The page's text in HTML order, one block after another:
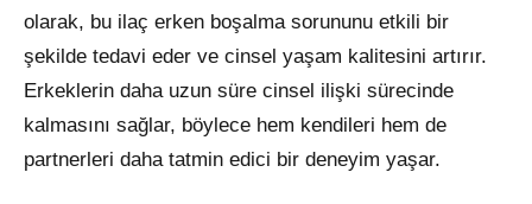
olarak, bu ilaç erken boşalma sorununu etkili bir
şekilde tedavi eder ve cinsel yaşam kalitesini artırır.
Erkeklerin daha uzun süre cinsel ilişki sürecinde
kalmasını sağlar, böylece hem kendileri hem de
partnerleri daha tatmin edici bir deneyim yaşar.